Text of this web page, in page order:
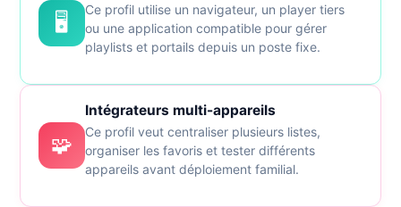
🖥️
Ce profil utilise un navigateur, un player tiers
ou une application compatible pour gérer
playlists et portails depuis un poste fixe.
🧩
Intégrateurs multi-appareils
Ce profil veut centraliser plusieurs listes,
organiser les favoris et tester différents
appareils avant déploiement familial.